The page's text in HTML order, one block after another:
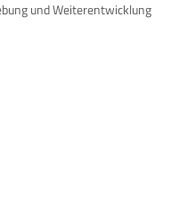
Partner und
und Weiterentwicklung